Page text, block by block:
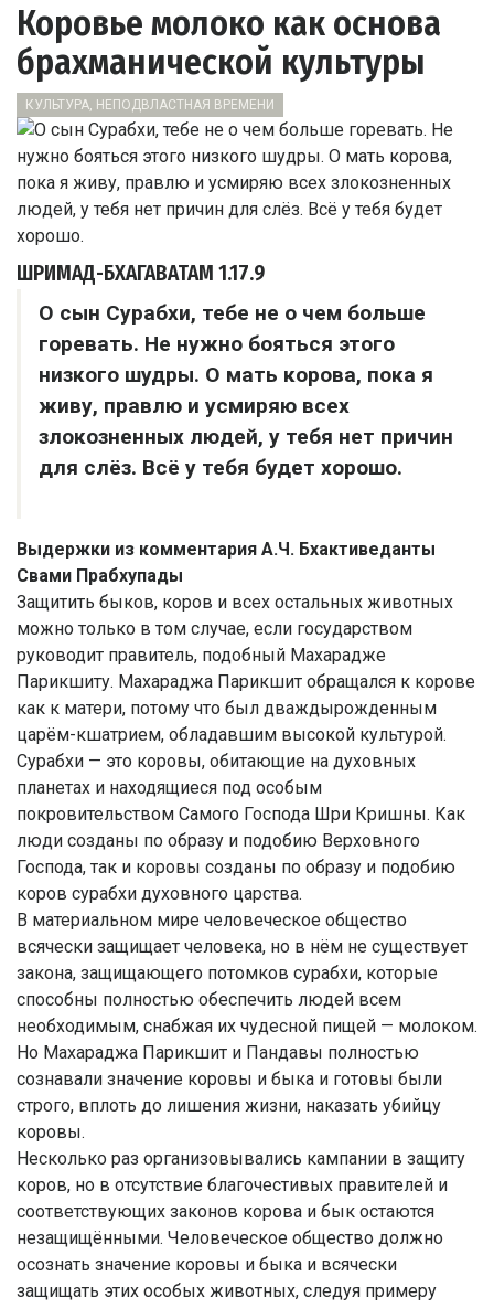
Коровье молоко как основа
брахманической культуры
КУЛЬТУРА, НЕПОДВЛАСТНАЯ ВРЕМЕНИ
ШРИМАД-БХАГАВАТАМ 1.17.9
О сын Сурабхи, тебе не о чем больше
горевать. Не нужно бояться этого
низкого шудры. О мать корова, пока я
живу, правлю и усмиряю всех
злокозненных людей, у тебя нет причин
для слёз. Всё у тебя будет хорошо.
Выдержки из комментария А.Ч. Бхактиведанты
Свами Прабхупады
Защитить быков, коров и всех остальных животных
можно только в том случае, если государством
руководит правитель, подобный Махарадже
Парикшиту. Махараджа Парикшит обращался к корове
как к матери, потому что был дваждырожденным
царём-кшатрием, обладавшим высокой культурой.
Сурабхи — это коровы, обитающие на духовных
планетах и находящиеся под особым
покровительством Самого Господа Шри Кришны. Как
люди созданы по образу и подобию Верховного
Господа, так и коровы созданы по образу и подобию
коров сурабхи духовного царства.
В материальном мире человеческое общество
всячески защищает человека, но в нём не существует
закона, защищающего потомков сурабхи, которые
способны полностью обеспечить людей всем
необходимым, снабжая их чудесной пищей — молоком.
Но Махараджа Парикшит и Пандавы полностью
сознавали значение коровы и быка и готовы были
строго, вплоть до лишения жизни, наказать убийцу
коровы.
Несколько раз организовывались кампании в защиту
коров, но в отсутствие благочестивых правителей и
соответствующих законов корова и бык остаются
незащищёнными. Человеческое общество должно
осознать значение коровы и быка и всячески
защищать этих особых животных, следуя примеру